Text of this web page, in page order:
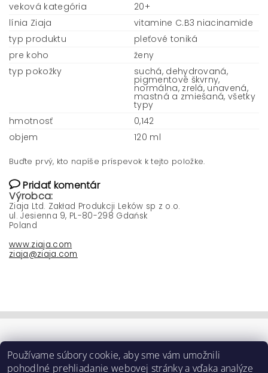
veková kategória
20+
línia Ziaja
vitamine C.B3 niacinamide
typ produktu
pleťové toniká
pre koho
ženy
typ pokožky
suchá, dehydrovaná,
pigmentové škvrny,
normálna, zrelá, unavená,
mastná a zmiešaná, všetky
typy
hmotnosť
0,142
objem
120 ml
Buďte prvý, kto napíše príspevok k tejto položke.
Pridať komentár
Výrobca:
Ziaja Ltd. Zakład Produkcji Leków sp z o.o.
ul. Jesienna 9, PL-80-298 Gdańsk
Poland
www.ziaja.com
ziaja@ziaja.com
Používame súbory cookie, aby sme vám umožnili
pohodlné prehliadanie webovej stránky a vďaka analýze